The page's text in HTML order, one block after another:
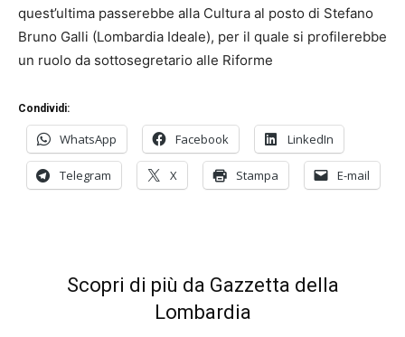
quest’ultima passerebbe alla Cultura al posto di Stefano
Bruno Galli (Lombardia Ideale), per il quale si profilerebbe
un ruolo da sottosegretario alle Riforme
Condividi:
WhatsApp Facebook LinkedIn
Telegram X Stampa E-mail
Scopri di più da Gazzetta della
Lombardia